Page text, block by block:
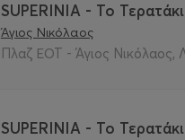
SUPERINIA - Το
Άγιος Νικόλαος
Πλαζ ΕΟΤ - Άγιος Νικόλαος,
SUPERINIA - Το